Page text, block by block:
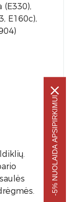
E160c),
-5% NUOLAIDA APSIPIRKIMUI